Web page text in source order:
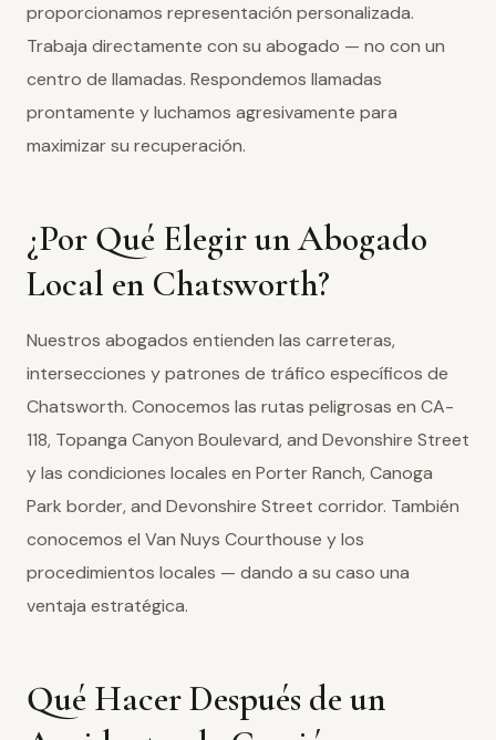
proporcionamos representación personalizada.
Trabaja directamente con su abogado — no con un
centro de llamadas. Respondemos llamadas
prontamente y luchamos agresivamente para
maximizar su recuperación.
¿Por Qué Elegir un Abogado
Local en Chatsworth?
Nuestros abogados entienden las carreteras,
intersecciones y patrones de tráfico específicos de
Chatsworth. Conocemos las rutas peligrosas en CA-
118, Topanga Canyon Boulevard, and Devonshire Street
y las condiciones locales en Porter Ranch, Canoga
Park border, and Devonshire Street corridor. También
conocemos el Van Nuys Courthouse y los
procedimientos locales — dando a su caso una
ventaja estratégica.
Qué Hacer Después de un